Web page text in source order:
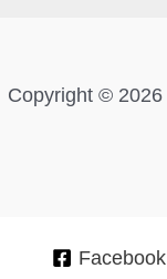
Copyright © 2026
Facebook